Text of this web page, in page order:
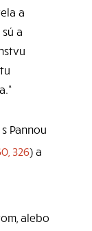
a
a
Pannou
326) a
alebo